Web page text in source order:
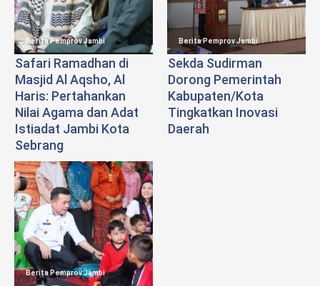
Berita Pemprov Jambi
Safari Ramadhan di
Masjid Al Aqsho, Al
Haris: Pertahankan
Nilai Agama dan Adat
Istiadat Jambi Kota
Sebrang
Berita Pemprov Jambi
Sekda Sudirman
Dorong Pemerintah
Kabupaten/Kota
Tingkatkan Inovasi
Daerah
Berita Pemprov Jambi